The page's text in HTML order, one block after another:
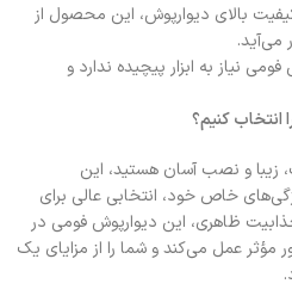
بالای دیوارپوش، این محصول از
می‌آید.
نیاز به ابزار پیچیده ندارد و
انتخاب کنیم؟
زیبا و نصب آسان هستید، این
خاص خود، انتخابی عالی برای
ظاهری، این دیوارپوش فومی در
مؤثر عمل می‌کند و شما را از مزایای یک